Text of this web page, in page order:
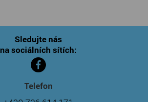
Sledujte nás
na sociálních sítích:
Telefon